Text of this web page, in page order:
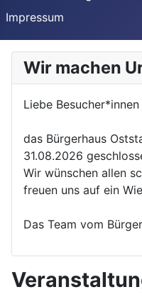
Impressum
Wir machen
Liebe
das Bürgerhaus
31.08.2026
Wir wünschen allen
freuen uns auf ein
Das Team vom